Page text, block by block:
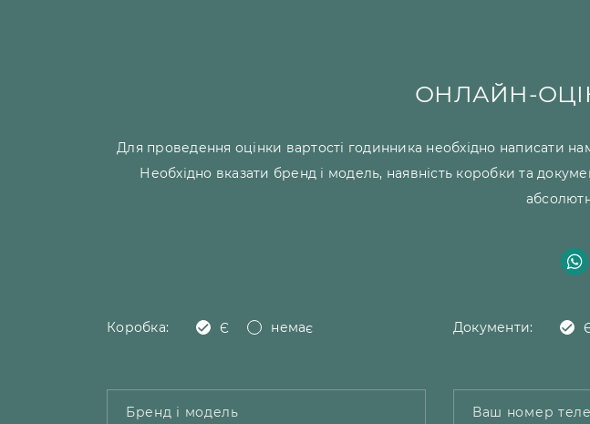
ОНЛАЙН-
Для проведення оцінки вартості годинника необхідно написати
Необхідно вказати бренд і модель, наявність коробки та
Коробка: Є немає Документи: